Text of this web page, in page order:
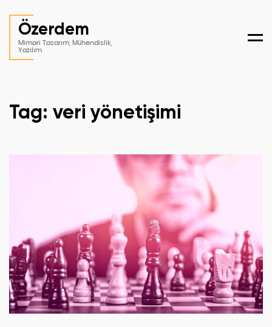
Özerdem
Mimari Tasarım, Mühendislik,
Yazılım
Tag: veri yönetişimi